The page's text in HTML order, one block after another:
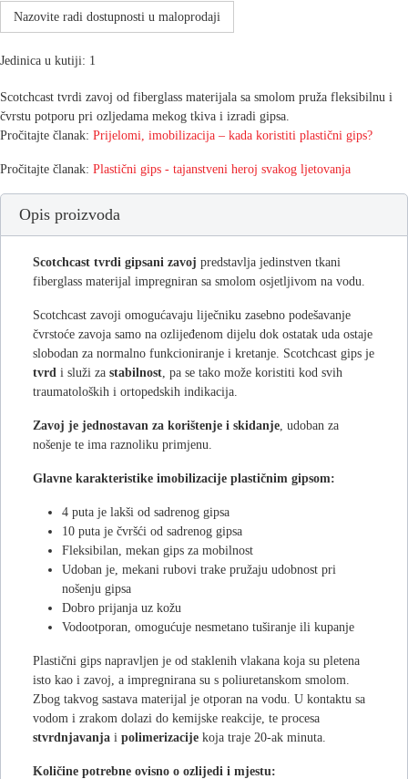
Nazovite radi dostupnosti u maloprodaji
Jedinica u kutiji: 1
Scotchcast tvrdi zavoj od fiberglass materijala sa smolom pruža fleksibilnu i
čvrstu potporu pri ozljedama mekog tkiva i izradi gipsa.
Pročitajte članak: Prijelomi, imobilizacija – kada koristiti plastični gips?
Pročitajte članak: Plastični gips - tajanstveni heroj svakog ljetovanja
Opis proizvoda
Scotchcast tvrdi gipsani zavoj predstavlja jedinstven tkani
fiberglass materijal impregniran sa smolom osjetljivom na vodu.
Scotchcast zavoji omogućavaju liječniku zasebno podešavanje
čvrstoće zavoja samo na ozlijeđenom dijelu dok ostatak uda ostaje
slobodan za normalno funkcioniranje i kretanje. Scotchcast gips je
tvrd i služi za stabilnost , pa se tako može koristiti kod svih
traumatoloških i ortopedskih indikacija.
Zavoj je jednostavan za korištenje i skidanje , udoban za
nošenje te ima raznoliku primjenu.
Glavne karakteristike imobilizacije plastičnim gipsom:
4 puta je lakši od sadrenog gipsa
10 puta je čvršći od sadrenog gipsa
Fleksibilan, mekan gips za mobilnost
Udoban je, mekani rubovi trake pružaju udobnost pri
nošenju gipsa
Dobro prijanja uz kožu
Vodootporan, omogućuje nesmetano tuširanje ili kupanje
Plastični gips napravljen je od staklenih vlakana koja su pletena
isto kao i zavoj, a impregnirana su s poliuretanskom smolom.
Zbog takvog sastava materijal je otporan na vodu. U kontaktu sa
vodom i zrakom dolazi do kemijske reakcije, te procesa
stvrdnjavanja i polimerizacije koja traje 20-ak minuta.
Količine potrebne ovisno o ozlijedi i mjestu: